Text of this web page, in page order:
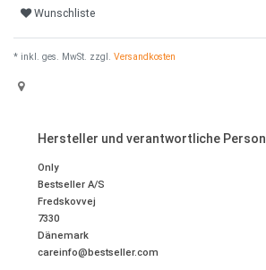
Wunschliste
* inkl. ges. MwSt. zzgl. Versandkosten
Hersteller und verantwortliche Person
Only
Bestseller A/S
Fredskovvej
7330
Dänemark
careinfo@bestseller.com